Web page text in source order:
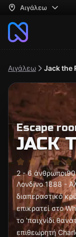
Αιγάλεω
Αιγάλεω Jack the
Escape
JACK
2 - 6 άνθρωποι
Λονδίνο 1888 -
διαπεραστικό
επικρατεί στο
το 'παιχνίδι
επιθεωρητή